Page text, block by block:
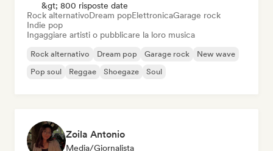
&gt; 800 risposte date
Rock alternativoDream popElettronicaGarage rock
Indie pop
Ingaggiare artisti o pubblicare la loro musica
Rock alternativo Dream pop Garage rock
New wave
Pop soul
Reggae Shoegaze Soul
Zoila Antonio
Media/Giornalista